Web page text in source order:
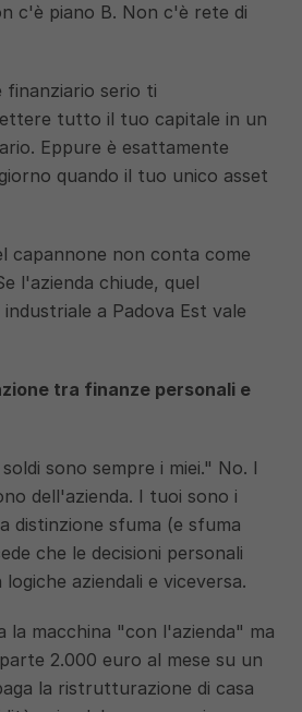
c'è piano B. Non c'è rete di
finanziario serio ti
tutto il tuo capitale in un
Eppure è esattamente
quando il tuo unico asset
capannone non conta come
l'azienda chiude, quel
a Padova Est vale
tra finanze personali e
sono sempre i miei." No. I
dell'azienda. I tuoi sono i
distinzione sfuma (e sfuma
che le decisioni personali
aziendali e viceversa.
la macchina "con l'azienda" ma
2.000 euro al mese su un
la ristrutturazione di casa